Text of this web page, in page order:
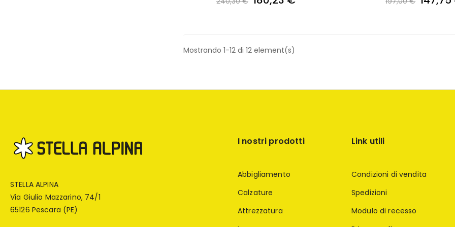
Mostrando 1-12 di 12 element(s)
STELLA ALPINA
Via Giulio Mazzarino, 74/1
65126 Pescara (PE)
I nostri prodotti
Abbigliamento
Calzature
Attrezzatura
Link utili
Condizioni di vendita
Spedizioni
Modulo di recesso